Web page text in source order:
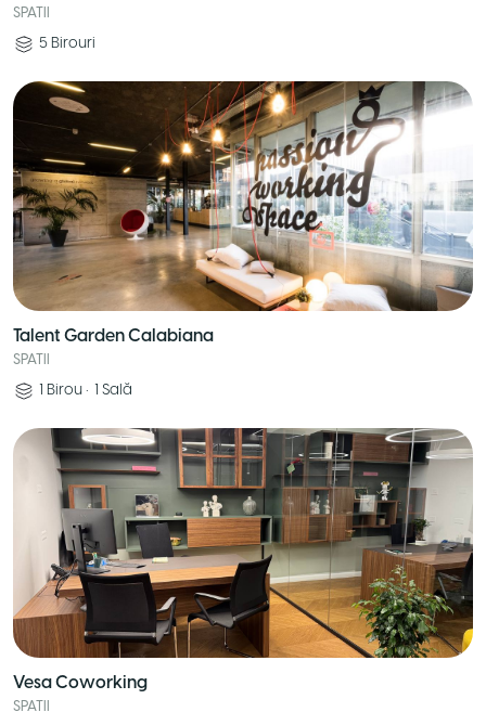
SPATII
5 Birouri
Talent Garden Calabiana
SPATII
1 Birou • 1 Sală
Vesa Coworking
SPATII